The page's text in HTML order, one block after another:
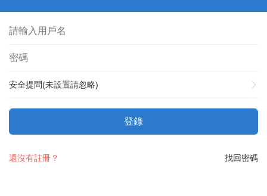
安全提問(未設置請忽略)
登錄
找回密碼
還沒有註冊？